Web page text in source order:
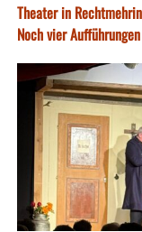
Theater in
Noch vier Aufführungen